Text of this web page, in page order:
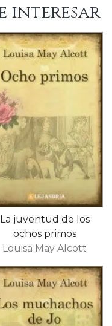
interesar
La juventud de los
ochos primos
Louisa May Alcott